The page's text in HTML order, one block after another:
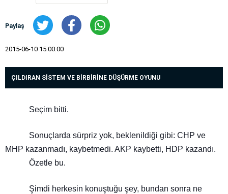
Paylaş
2015-06-10 15:00:00
ÇILDIRAN SİSTEM VE BİRBİRİNE DÜŞÜRME OYUNU
Seçim bitti.
Sonuçlarda sürpriz yok, beklenildiği gibi: CHP ve
MHP kazanmadı, kaybetmedi. AKP kaybetti, HDP kazandı.
Özetle bu.
Şimdi herkesin konuştuğu şey, bundan sonra ne